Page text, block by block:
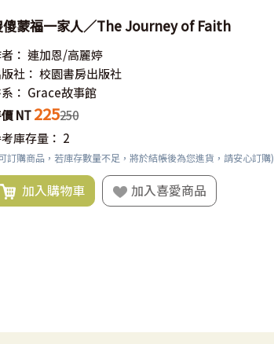
傻蒙福一家人／The Journey of Faith
： 連加恩/高麗婷
社： 校園書房出版社
： Grace故事館
NT225250
庫存量： 2
訂購商品，若庫存數量不足，將於結帳後為您進貨，請安心訂購)
加入購物車 加入喜愛商品